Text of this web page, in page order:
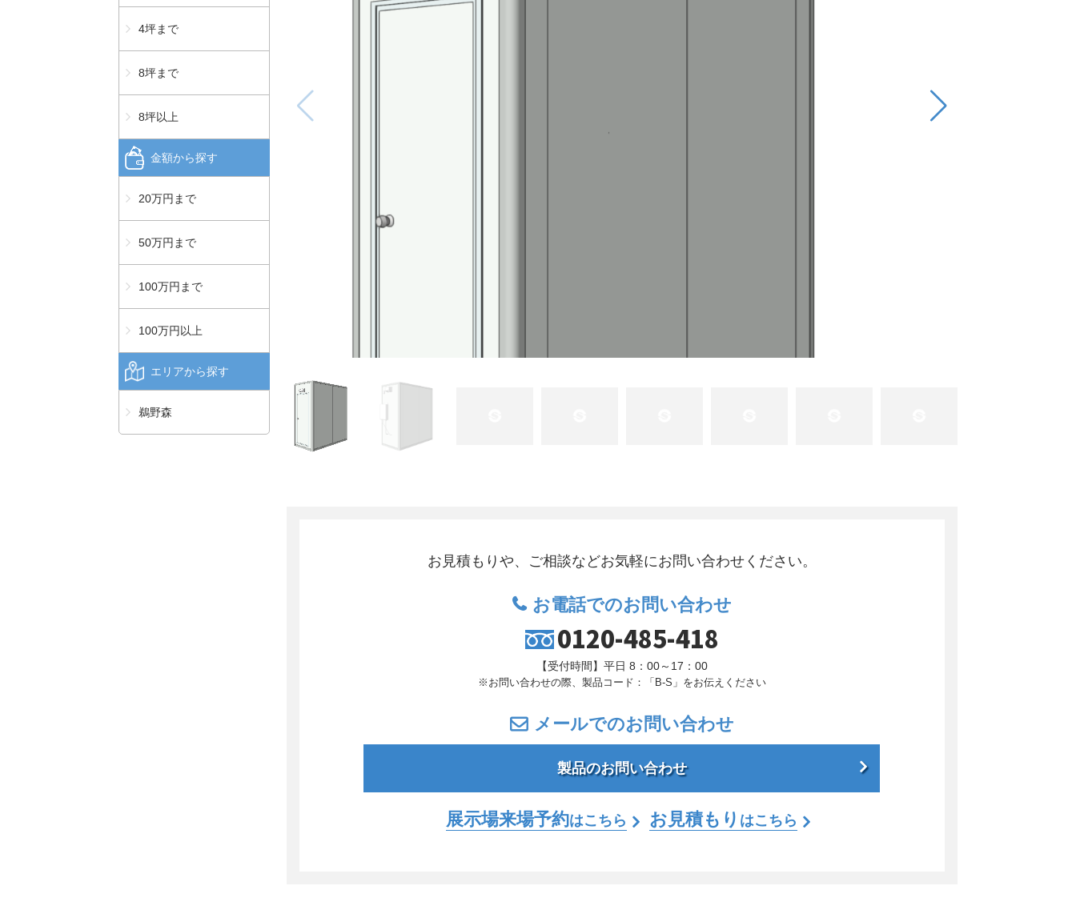
4坪まで
8坪まで
8坪以上
金額から探す
20万円まで
50万円まで
100万円まで
100万円以上
エリアから探す
鵜野森
お見積もりや、ご相談などお気軽にお問い合わせください。
お電話でのお問い合わせ
0120-485-418
【受付時間】平日 8：00～17：00
※お問い合わせの際、製品コード：「B-S」をお伝えください
メールでのお問い合わせ
製品のお問い合わせ
展示場来場予約はこちら お見積もり はこちら